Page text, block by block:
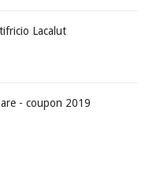
Lacalut
- coupon 2019